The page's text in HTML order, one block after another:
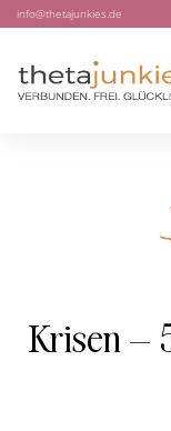
info@thetajunkies.de
Krisen –